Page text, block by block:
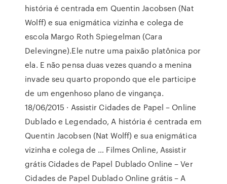
história é centrada em Quentin Jacobsen (Nat
Wolff) e sua enigmática vizinha e colega de
escola Margo Roth Spiegelman (Cara
Delevingne).Ele nutre uma paixão platônica por
ela. E não pensa duas vezes quando a menina
invade seu quarto propondo que ele participe
de um engenhoso plano de vingança.
18/06/2015 · Assistir Cidades de Papel – Online
Dublado e Legendado, A história é centrada em
Quentin Jacobsen (Nat Wolff) e sua enigmática
vizinha e colega de … Filmes Online, Assistir
grátis Cidades de Papel Dublado Online – Ver
Cidades de Papel Dublado Online grátis – A